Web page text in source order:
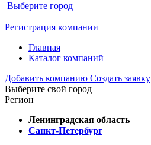
Выберите город
Регистрация компании
Главная
Каталог компаний
Добавить компанию Создать заявку
Выберите свой город
Регион
Ленинградская область
Санкт-Петербург